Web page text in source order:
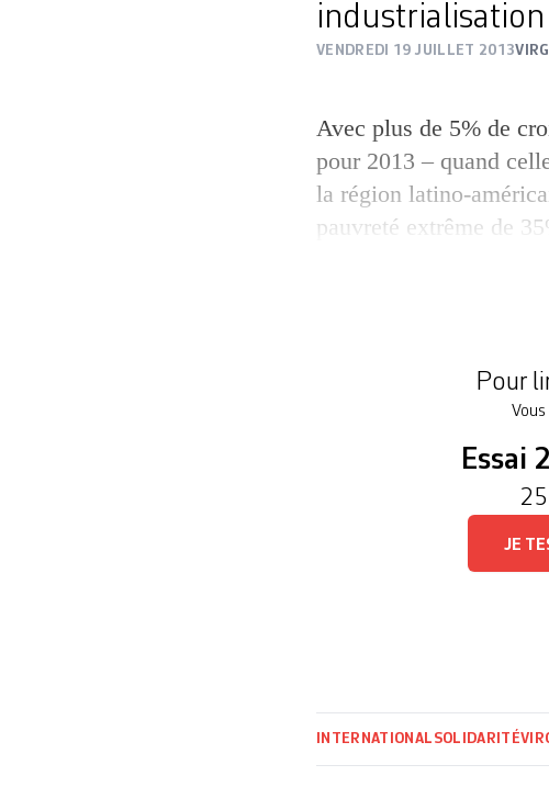
VENDREDI 19 JUILLET 2013
Avec plus de 5% de
pour 2013 – quand
la région latino-
pauvreté extrême de
Pour
Essai
JE
INTERNATIONAL SOLIDARITÉ